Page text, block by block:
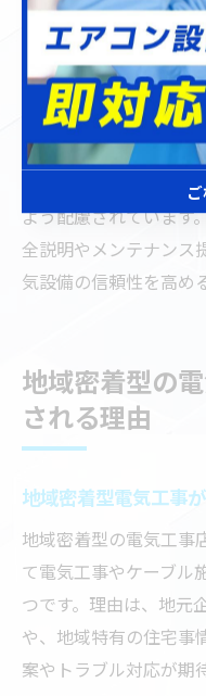
の受変電設備では、
ケーブルが選ばれま
会社など、川口市近
使われています。
施工後も、定期的なメ
の劣化や損傷を早期に
よう配慮されています
全説明やメンテナンス
気設備の信頼性を高め
地域密着型の
される理由
地域密着型電気工事
地域密着型の電気工事
て電気工事やケーブル
つです。理由は、地元
や、地域特有の住宅事
案やトラブル対応が期